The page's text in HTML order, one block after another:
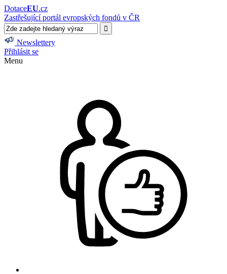
DotaceEU.cz
Zastřešující portál evropských fondů v ČR
Newslettery
Přihlásit se
Menu